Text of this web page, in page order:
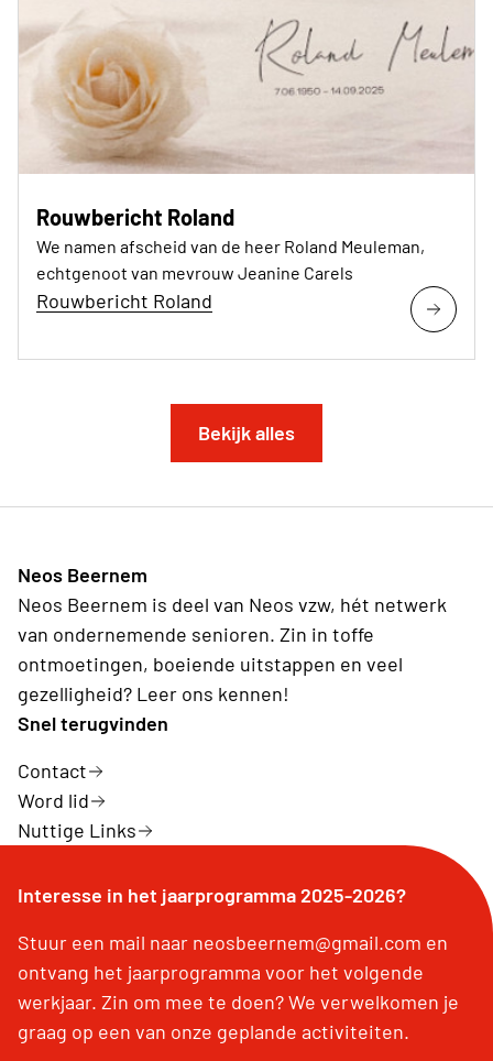
Rouwbericht Roland
We namen afscheid van de heer Roland Meuleman,
echtgenoot van mevrouw Jeanine Carels
Rouwbericht Roland
Bekijk alles
Neos Beernem
Neos Beernem is deel van Neos vzw, hét netwerk
van ondernemende senioren. Zin in toffe
ontmoetingen, boeiende uitstappen en veel
gezelligheid? Leer ons kennen!
Snel terugvinden
Contact
Word lid
Nuttige Links
Interesse in het jaarprogramma 2025-2026?
Stuur een mail naar neosbeernem@gmail.com en
ontvang het jaarprogramma voor het volgende
werkjaar. Zin om mee te doen? We verwelkomen je
graag op een van onze geplande activiteiten.